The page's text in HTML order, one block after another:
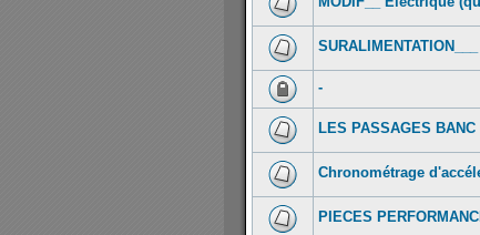
-
LES PASSAGES BANC
Chronométrage
PIECES